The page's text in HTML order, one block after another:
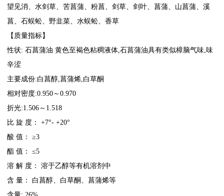
望见消、水剑草、苦菖蒲、粉菖、剑草、剑叶、菖蒲、山菖蒲、溪
菖、石蜈蚣、野韭菜、水蜈蚣、香草
【质量指标】
性状: 石菖蒲油 黄色至褐色粘稠液体,石菖蒲油具有类似樟脑气味,味
辛涩
主要成份:白菖醇,菖蒲烯,白草酮
相对密度:0.950～0.970
折光:1.506～1.518
比 旋 度： +7°- +20°
酸 值： ≥3
酯 值： ≤5
溶 解 度： 溶于乙醇等有机溶剂中
含 量： 白菖醇、白草酮、菖蒲烯等